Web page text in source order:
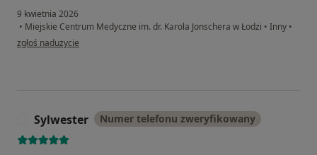
9 kwietnia 2026
• Miejskie Centrum Medyczne im. dr. Karola Jonschera w Łodzi • Inny •
w opinii użytkownika Władysław Sapiński
zgłoś nadużycie
Sylwester Numer telefonu zweryfikowany